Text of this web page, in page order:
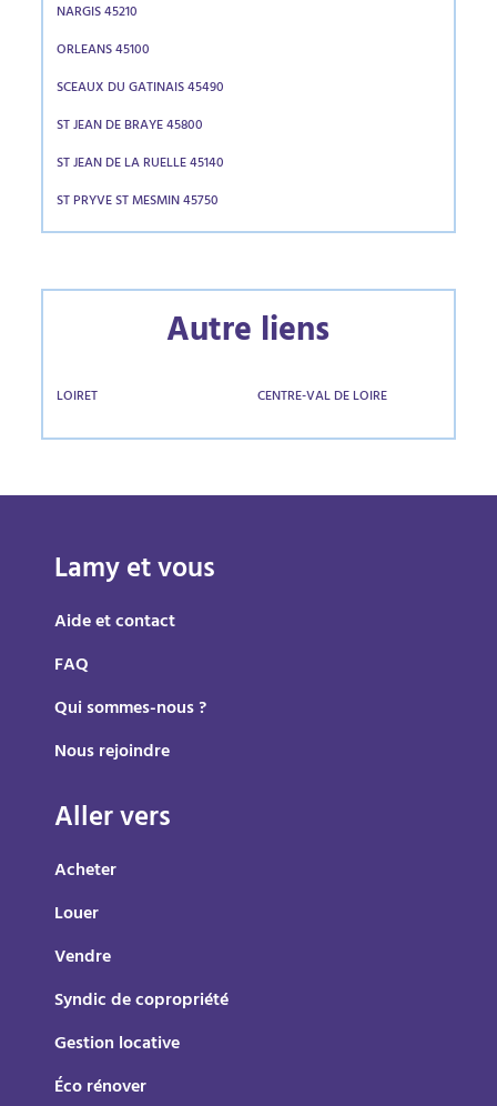
NARGIS 45210
ORLEANS 45100
SCEAUX DU GATINAIS 45490
ST JEAN DE BRAYE 45800
ST JEAN DE LA RUELLE 45140
ST PRYVE ST MESMIN 45750
Autre liens
LOIRET CENTRE-VAL DE LOIRE
Lamy et vous
Aide et contact
FAQ
Qui sommes-nous ?
Nous rejoindre
Aller vers
Acheter
Louer
Vendre
Syndic de copropriété
Gestion locative
Éco rénover